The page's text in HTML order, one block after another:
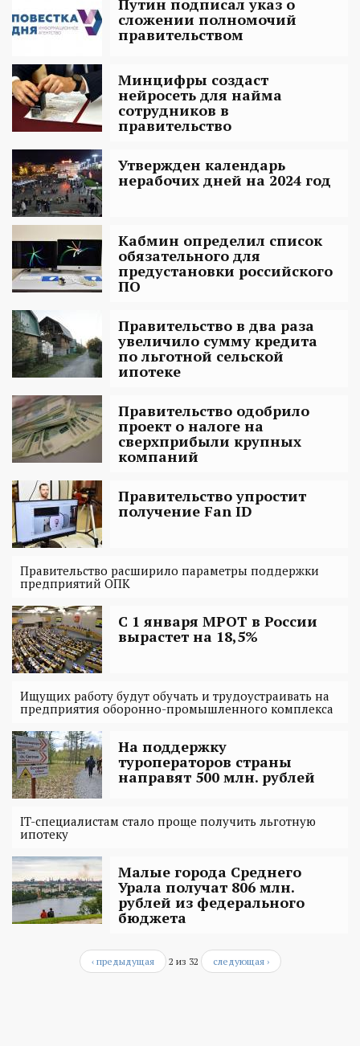
сложении полномочий
правительством
Минцифры создаст
нейросеть для найма
сотрудников в
правительство
Утвержден календарь
нерабочих дней на 2024 год
Кабмин определил список
обязательного для
предустановки российского
ПО
Правительство в два раза
увеличило сумму кредита
по льготной сельской
ипотеке
Правительство одобрило
проект о налоге на
сверхприбыли крупных
компаний
Правительство упростит
получение Fan ID
Правительство расширило параметры поддержки
предприятий ОПК
С 1 января МРОТ в России
вырастет на 18,5%
Ищущих работу будут обучать и трудоустраивать на
предприятия оборонно-промышленного комплекса
На поддержку
туроператоров страны
направят 500 млн. рублей
IT-специалистам стало проще получить льготную
ипотеку
Малые города Среднего
Урала получат 806 млн.
рублей из федерального
бюджета
‹ предыдущая 2 из 32 следующая ›